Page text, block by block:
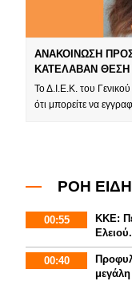
ΑΝΑΚΟΙΝΩΣΗ
ΚΑΤΕΛΑΒΑΝ ΘΕΣΗ
Το Δ.Ι.Ε.Κ. του
ότι μπορείτε να
ΡΟΗ
00:55
ΚΚΕ:
00:40